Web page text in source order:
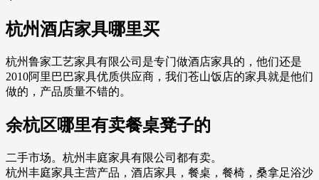
杭州酒店家具哪里买
杭州鲁家工艺家具有限公司是专门做酒店家具的，他们还是
2010阿里巴巴家具优质供应商，我们苍山饭店的家具就是他们
做的，产品质量不错的。
余杭区哪里有卖餐桌凳子的
二手市场。杭州丰庭家具有限公司都有卖。
杭州丰庭家具主营产品，酒店家具，餐桌，餐椅，桑拿足浴沙